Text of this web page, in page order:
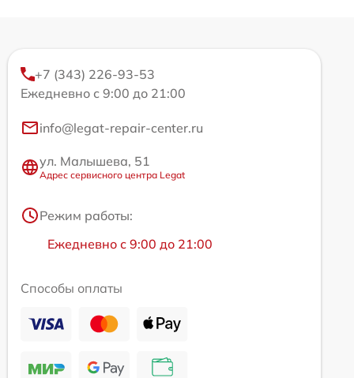
+7 (343) 226-93-53
Ежедневно с 9:00 до 21:00
info@legat-repair-center.ru
ул. Малышева, 51
Адрес сервисного центра Legat
Режим работы:
Ежедневно с 9:00 до 21:00
Способы оплаты